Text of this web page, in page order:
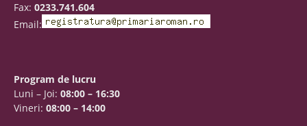
Fax: 0233.741.604
Email:
Program de lucru
Luni – Joi: 08:00 – 16:30
Vineri: 08:00 – 14:00